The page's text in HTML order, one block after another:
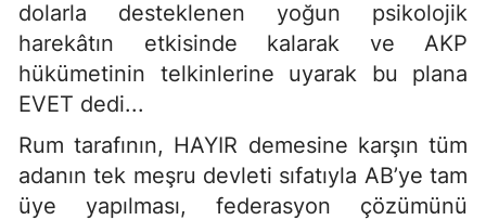
dolarla desteklenen yoğun psikolojik
harekâtın etkisinde kalarak ve AKP
hükümetinin telkinlerine uyarak bu plana
EVET dedi...
Rum tarafının, HAYIR demesine karşın tüm
adanın tek meşru devleti sıfatıyla AB’ye tam
üye yapılması, federasyon çözümünü